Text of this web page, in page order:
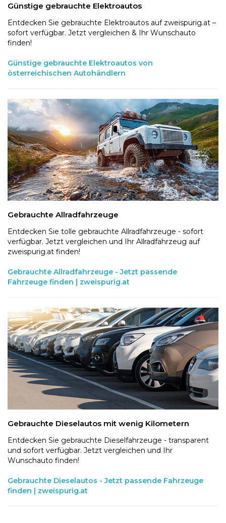
Günstige gebrauchte Elektroautos
Entdecken Sie gebrauchte Elektroautos auf zweispurig.at –
sofort verfügbar. Jetzt vergleichen & Ihr Wunschauto
finden!
Günstige gebrauchte Elektroautos von
österreichischen Autohändlern
Gebrauchte Allradfahrzeuge
Entdecken Sie tolle gebrauchte Allradfahrzeuge - sofort
verfügbar. Jetzt vergleichen und Ihr Allradfahrzeug auf
zweispurig.at finden!
Gebrauchte Allradfahrzeuge - Jetzt passende
Fahrzeuge finden | zweispurig.at
Gebrauchte Dieselautos mit wenig Kilometern
Entdecken Sie gebrauchte Dieselfahrzeuge - transparent
und sofort verfügbar. Jetzt vergleichen und Ihr
Wunschauto finden!
Gebrauchte Dieselautos - Jetzt passende Fahrzeuge
finden | zweispurig.at